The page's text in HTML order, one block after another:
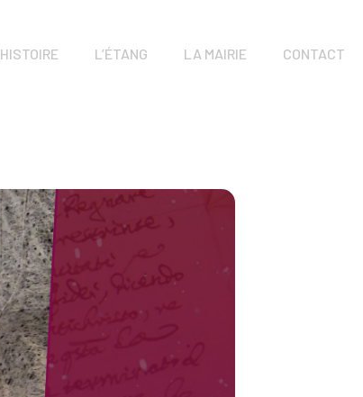
HISTOIRE L’ÉTANG LA MAIRIE CONTACT